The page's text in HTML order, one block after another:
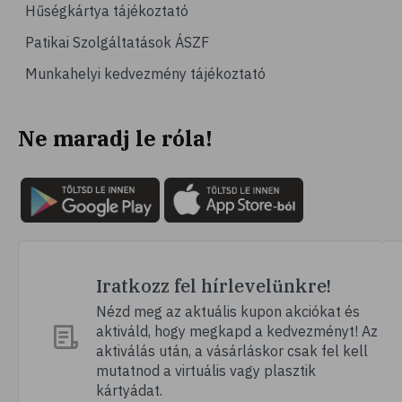
# vérnyomáscsökkentés
# nátha
# megfázás
# fertőző betegségek
# köhögés
# orrfolyás
# immunrendszer
# immunerősítés
# szellőztetés
# kézmosás
# szépségápolás
Hűségkártya tájékoztató
Patikai Szolgáltatások ÁSZF
Munkahelyi kedvezmény tájékoztató
Ne maradj le róla!
Iratkozz fel hírlevelünkre!
Nézd meg az aktuális kupon akciókat és
aktiváld, hogy megkapd a kedvezményt! Az
aktiválás után, a vásárláskor csak fel kell
mutatnod a virtuális vagy plasztik
kártyádat.